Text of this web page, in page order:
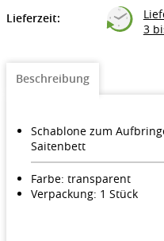
Lieferzeit:
3
Beschreibung
Schablone zum
Saitenbett
Farbe: transparent
Verpackung: 1 Stück